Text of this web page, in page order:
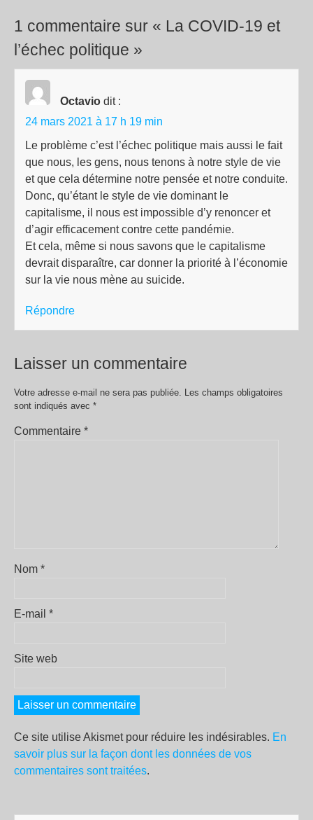
1 commentaire sur « La COVID-19 et
l’échec politique »
Octavio dit :
24 mars 2021 à 17 h 19 min
Le problème c’est l’échec politique mais aussi le fait
que nous, les gens, nous tenons à notre style de vie
et que cela détermine notre pensée et notre conduite.
Donc, qu’étant le style de vie dominant le
capitalisme, il nous est impossible d’y renoncer et
d’agir efficacement contre cette pandémie.
Et cela, même si nous savons que le capitalisme
devrait disparaître, car donner la priorité à l’économie
sur la vie nous mène au suicide.
Répondre
Laisser un commentaire
Votre adresse e-mail ne sera pas publiée. Les champs obligatoires
sont indiqués avec *
Commentaire *
Nom *
E-mail *
Site web
Ce site utilise Akismet pour réduire les indésirables. En
savoir plus sur la façon dont les données de vos
commentaires sont traitées.